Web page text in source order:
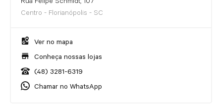
Rua Felipe Schmidt, 107
Centro - Florianópolis - SC
Ver no mapa
Conheça nossas lojas
(48) 3281-6319
Chamar no WhatsApp